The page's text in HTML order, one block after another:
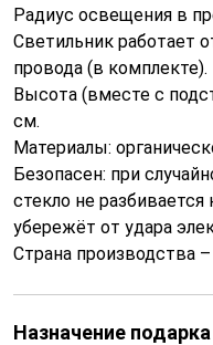
Радиус освещения в
Светильник работает
провода (в комплекте).
Высота (вместе с
см.
Материалы:
Безопасен: при
стекло не разбивается
убережёт от удара
Страна производства
Назначение подарка